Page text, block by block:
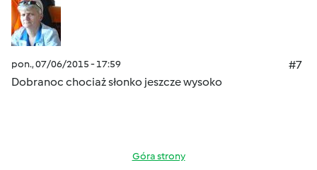
pon., 07/06/2015 - 17:59
#7
Dobranoc chociaż słonko jeszcze wysoko
Góra strony